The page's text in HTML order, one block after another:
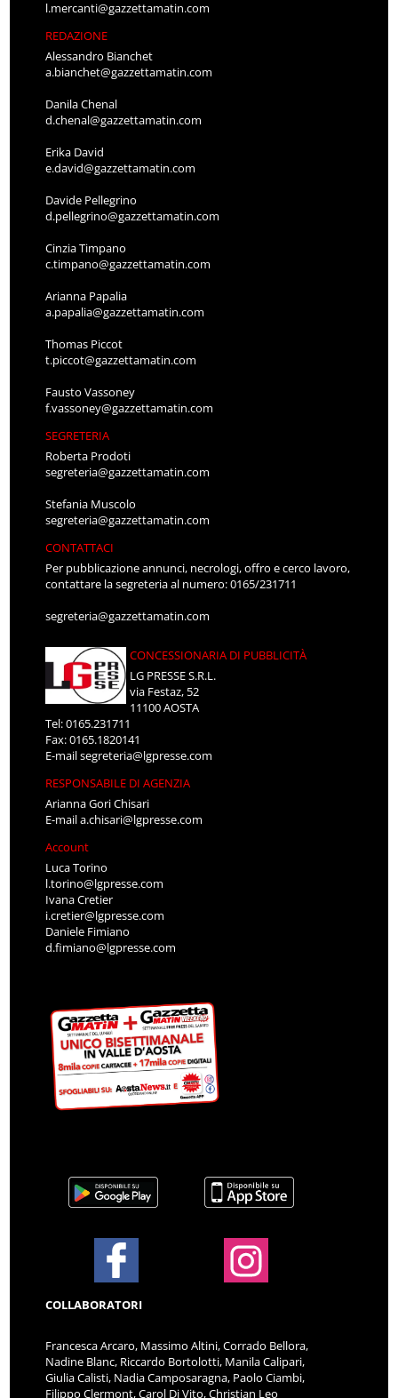
l.mercanti@gazzettamatin.com
REDAZIONE
Alessandro Bianchet
a.bianchet@gazzettamatin.com
Danila Chenal
d.chenal@gazzettamatin.com
Erika David
e.david@gazzettamatin.com
Davide Pellegrino
d.pellegrino@gazzettamatin.com
Cinzia Timpano
c.timpano@gazzettamatin.com
Arianna Papalia
a.papalia@gazzettamatin.com
Thomas Piccot
t.piccot@gazzettamatin.com
Fausto Vassoney
f.vassoney@gazzettamatin.com
SEGRETERIA
Roberta Prodoti
segreteria@gazzettamatin.com
Stefania Muscolo
segreteria@gazzettamatin.com
CONTATTACI
Per pubblicazione annunci, necrologi, offro e cerco lavoro,
contattare la segreteria al numero: 0165/231711
segreteria@gazzettamatin.com
CONCESSIONARIA DI PUBBLICITÀ
LG PRESSE S.R.L.
via Festaz, 52
11100 AOSTA
Tel: 0165.231711
Fax: 0165.1820141
E-mailsegreteria@lgpresse.com
RESPONSABILE DI AGENZIA
Arianna Gori Chisari
E-maila.chisari@lgpresse.com
Account
Luca Torino
l.torino@lgpresse.com
Ivana Cretier
i.cretier@lgpresse.com
Daniele Fimiano
d.fimiano@lgpresse.com
COLLABORATORI
Francesca Arcaro, Massimo Altini, Corrado Bellora,
Nadine Blanc, Riccardo Bortolotti, Manila Calipari,
Giulia Calisti, Nadia Camposaragna, Paolo Ciambi,
Filippo Clermont, Carol Di Vito, Christian Leo